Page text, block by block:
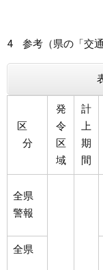
4 参考（県の「交通
区
分
発
令
区
域
計
上
期
間
全県
警報
全県